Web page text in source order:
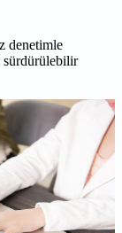
denetimle
sürdürülebilir